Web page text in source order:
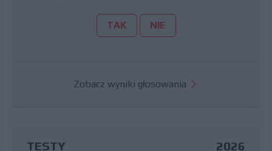
TAK NIE
Zobacz wyniki głosowania
TESTY 2026